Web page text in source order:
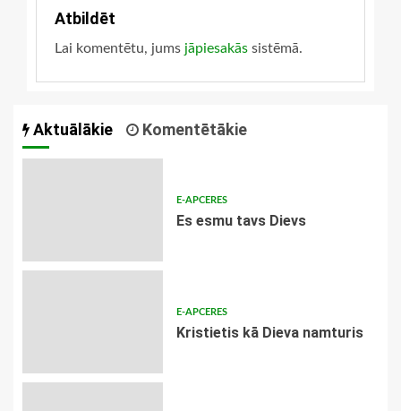
Atbildēt
Lai komentētu, jums jāpiesakās sistēmā.
Aktuālākie Komentētākie
E-APCERES
Es esmu tavs Dievs
E-APCERES
Kristietis kā Dieva namturis